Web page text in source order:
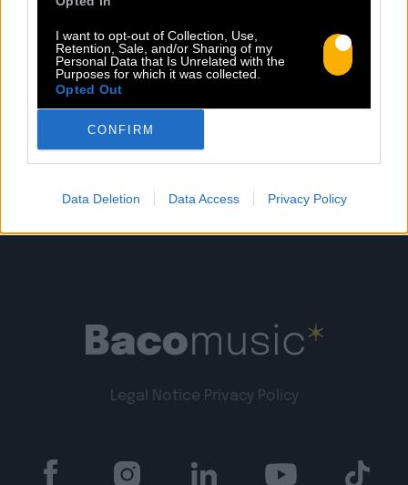
I want to opt-out of Collection, Use,
Retention, Sale, and/or Sharing of my
Personal Data that Is Unrelated with the
Purposes for which it was collected.
Opted Out
CONFIRM
Data Deletion Data Access Privacy Policy
Read more
Legal Notice Privacy Policy